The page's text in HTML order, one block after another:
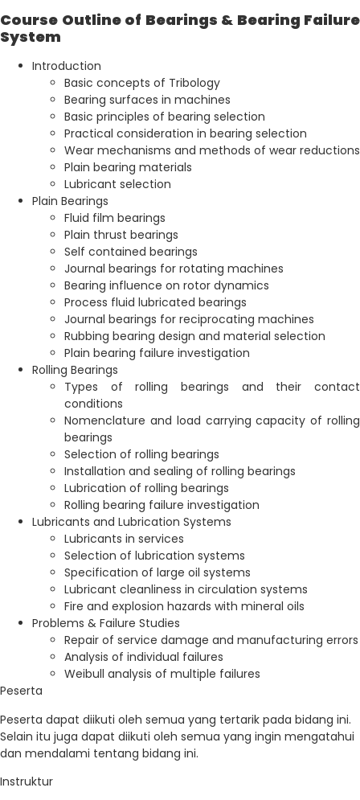
Course Outline of Bearings & Bearing Failure
System
Introduction
Basic concepts of Tribology
Bearing surfaces in machines
Basic principles of bearing selection
Practical consideration in bearing selection
Wear mechanisms and methods of wear reductions
Plain bearing materials
Lubricant selection
Plain Bearings
Fluid film bearings
Plain thrust bearings
Self contained bearings
Journal bearings for rotating machines
Bearing influence on rotor dynamics
Process fluid lubricated bearings
Journal bearings for reciprocating machines
Rubbing bearing design and material selection
Plain bearing failure investigation
Rolling Bearings
Types of rolling bearings and their contact
conditions
Nomenclature and load carrying capacity of rolling
bearings
Selection of rolling bearings
Installation and sealing of rolling bearings
Lubrication of rolling bearings
Rolling bearing failure investigation
Lubricants and Lubrication Systems
Lubricants in services
Selection of lubrication systems
Specification of large oil systems
Lubricant cleanliness in circulation systems
Fire and explosion hazards with mineral oils
Problems & Failure Studies
Repair of service damage and manufacturing errors
Analysis of individual failures
Weibull analysis of multiple failures
Peserta
Peserta dapat diikuti oleh semua yang tertarik pada bidang ini.
Selain itu juga dapat diikuti oleh semua yang ingin mengatahui
dan mendalami tentang bidang ini.
Instruktur